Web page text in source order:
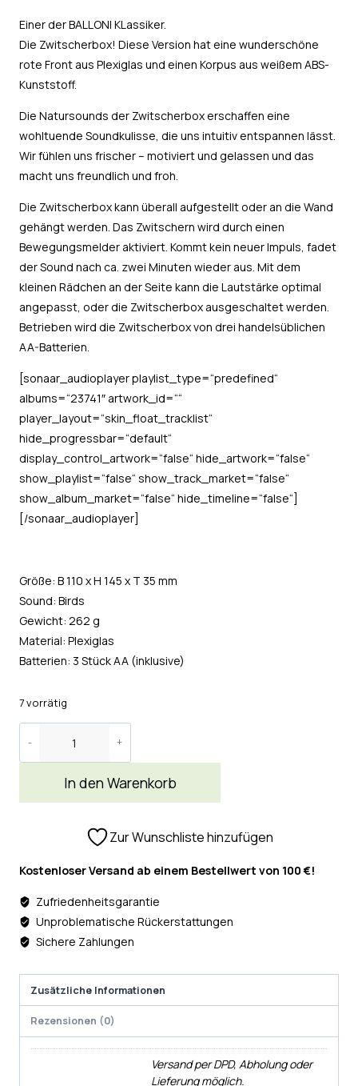
Einer der BALLONI KLassiker.
Die Zwitscherbox! Diese Version hat eine wunderschöne
rote Front aus Plexiglas und einen Korpus aus weißem ABS-
Kunststoff.
Die Natursounds der Zwitscherbox erschaffen eine
wohltuende Soundkulisse, die uns intuitiv entspannen lässt.
Wir fühlen uns frischer – motiviert und gelassen und das
macht uns freundlich und froh.
Die Zwitscherbox kann überall aufgestellt oder an die Wand
gehängt werden. Das Zwitschern wird durch einen
Bewegungsmelder aktiviert. Kommt kein neuer Impuls, fadet
der Sound nach ca. zwei Minuten wieder aus. Mit dem
kleinen Rädchen an der Seite kann die Lautstärke optimal
angepasst, oder die Zwitscherbox ausgeschaltet werden.
Betrieben wird die Zwitscherbox von drei handelsüblichen
AA-Batterien.
[sonaar_audioplayer playlist_type=“predefined“
albums=“23741″ artwork_id=““
player_layout=“skin_float_tracklist“
hide_progressbar=“default“
display_control_artwork=“false“ hide_artwork=“false“
show_playlist=“false“ show_track_market=“false“
show_album_market=“false“ hide_timeline=“false“]
[/sonaar_audioplayer]
Größe: B 110 x H 145 x T 35 mm
Sound: Birds
Gewicht: 262 g
Material: Plexiglas
Batterien: 3 Stück AA (inklusive)
7 vorrätig
In den Warenkorb
Zur Wunschliste hinzufügen
Kostenloser Versand ab einem Bestellwert von 100 €!
Zufriedenheitsgarantie
Unproblematische Rückerstattungen
Sichere Zahlungen
Zusätzliche Informationen
Rezensionen (0)
Versand per DPD, Abholung oder
Lieferung möglich.